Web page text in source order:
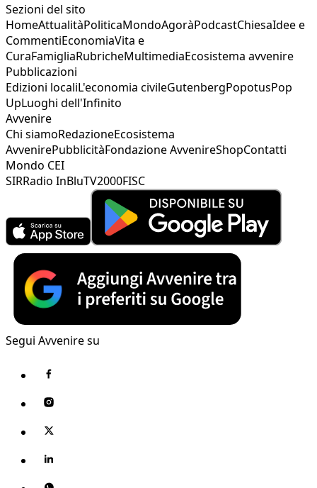
Sezioni del sito
HomeAttualitàPoliticaMondoAgoràPodcastChiesaIdee e
CommentiEconomiaVita e
CuraFamigliaRubricheMultimediaEcosistema avvenire
Pubblicazioni
Edizioni localiL'economia civileGutenbergPopotusPop
UpLuoghi dell'Infinito
Avvenire
Chi siamoRedazioneEcosistema
AvvenirePubblicitàFondazione AvvenireShopContatti
Mondo CEI
SIRRadio InBluTV2000FISC
Segui Avvenire su